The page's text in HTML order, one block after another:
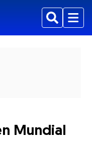
BuscarMenu
Mundial